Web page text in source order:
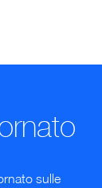
sulle